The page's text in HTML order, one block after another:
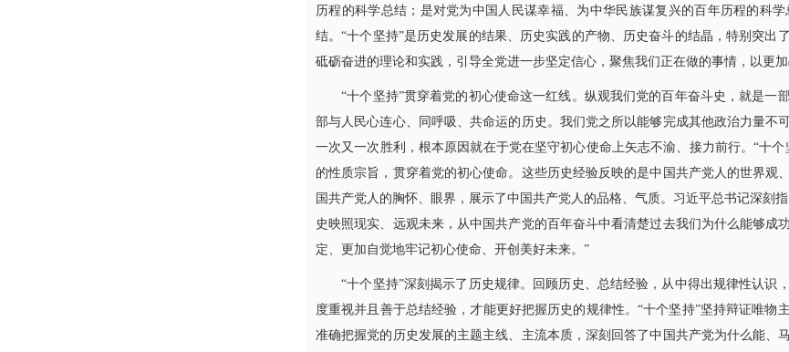
历程的科学总结；是对党为中国人民谋幸福、为中华民族谋复兴的百年历程的科
结。“十个坚持”是历史发展的结果、历史实践的产物、历史奋斗的结晶，特别突
砥砺奋进的理论和实践，引导全党进一步坚定信心，聚焦我们正在做的事情，以更
“十个坚持”贯穿着党的初心使命这一红线。纵观我们党的百年奋斗史，就是一
部与人民心连心、同呼吸、共命运的历史。我们党之所以能够完成其他政治力量
一次又一次胜利，根本原因就在于党在坚守初心使命上矢志不渝、接力前行。“十
的性质宗旨，贯穿着党的初心使命。这些历史经验反映的是中国共产党人的世界观
国共产党人的胸怀、眼界，展示了中国共产党人的品格、气质。习近平总书记深刻
史映照现实、远观未来，从中国共产党的百年奋斗中看清楚过去我们为什么能够
定、更加自觉地牢记初心使命、开创美好未来。”
“十个坚持”深刻揭示了历史规律。回顾历史、总结经验，从中得出规律性认识
度重视并且善于总结经验，才能更好把握历史的规律性。“十个坚持”坚持辩证唯物
准确把握党的历史发展的主题主线、主流本质，深刻回答了中国共产党为什么能、